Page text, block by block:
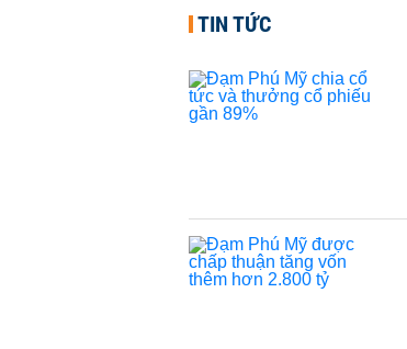
TIN TỨC